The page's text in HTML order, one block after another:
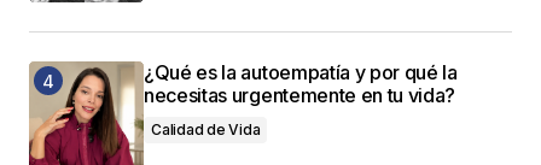
Recibe un cordial saludo
JC
juancarlos
¿Qué es la autoempatía y por qué la
necesitas urgentemente en tu vida?
Calidad de Vida